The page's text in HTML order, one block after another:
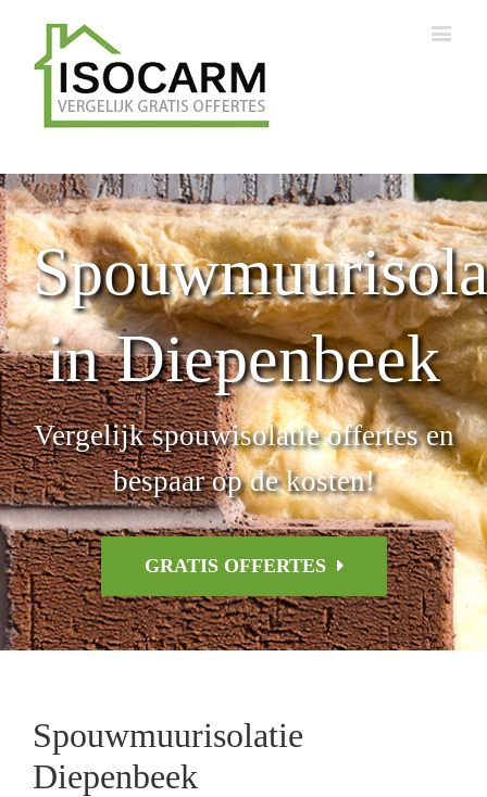
in Diepenbeek
Vergelijk spouwisolatie offertes en
bespaar op de kosten!
GRATIS OFFERTES
Spouwmuurisolatie
Diepenbeek